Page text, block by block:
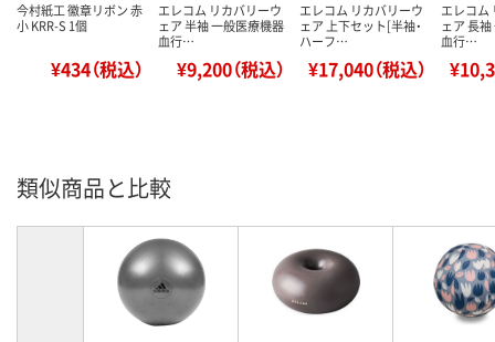
今村紙工 徽章リボン 赤
小 KRR-S 1個
¥434（税込）
エレコム リカバリーウ
ェア 半袖 一般医療機器
血行…
¥9,200（税込）
エレコム リカバリーウ
ェア 上下セット[半袖・
ハーフ…
¥17,040（税込）
エレコム
ェア 長
血行…
類似商品と比較